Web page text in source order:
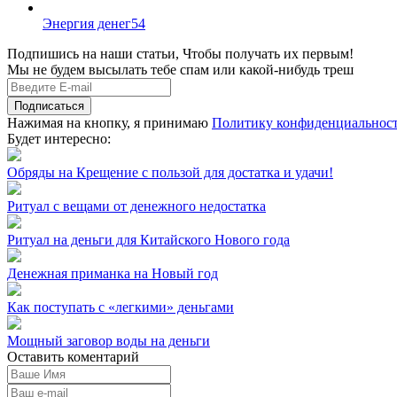
Энергия денег54
Подпишись на наши статьи, Чтобы получать их первым!
Мы не будем высылать тебе спам или какой-нибудь треш
Подписаться
Нажимая на кнопку, я принимаю Политику
Будет интересно:
Обряды на Крещение с пользой для достатка и удачи!
Ритуал с вещами от денежного недостатка
Ритуал на деньги для Китайского Нового года
Денежная приманка на Новый год
Как поступать с «легкими» деньгами
Мощный заговор воды на деньги
Оставить коментарий